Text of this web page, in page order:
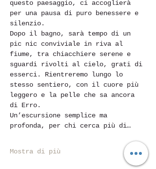
questo paesaggio, ci accoglierà
per una pausa di puro benessere e
silenzio.
Dopo il bagno, sarà tempo di un
pic nic conviviale in riva al
fiume, tra chiacchiere serene e
sguardi rivolti al cielo, grati di
esserci. Rientreremo lungo lo
stesso sentiero, con il cuore più
leggero e la pelle che sa ancora
di Erro.
Un’escursione semplice ma
profonda, per chi cerca più di…
Mostra di più